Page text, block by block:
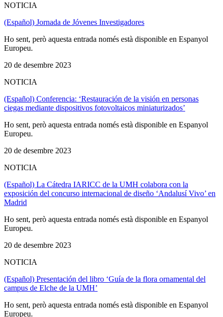
NOTICIA
(Español) Jornada de Jóvenes Investigadores
Ho sent, però aquesta entrada només està disponible en Espanyol
Europeu.
20 de desembre 2023
NOTICIA
(Español) Conferencia: ‘Restauración de la visión en personas
ciegas mediante dispositivos fotovoltaicos miniaturizados’
Ho sent, però aquesta entrada només està disponible en Espanyol
Europeu.
20 de desembre 2023
NOTICIA
(Español) La Cátedra IARICC de la UMH colabora con la
exposición del concurso internacional de diseño ‘Andalusí Vivo’ en
Madrid
Ho sent, però aquesta entrada només està disponible en Espanyol
Europeu.
20 de desembre 2023
NOTICIA
(Español) Presentación del libro ‘Guía de la flora ornamental del
campus de Elche de la UMH’
Ho sent, però aquesta entrada només està disponible en Espanyol
Europeu.